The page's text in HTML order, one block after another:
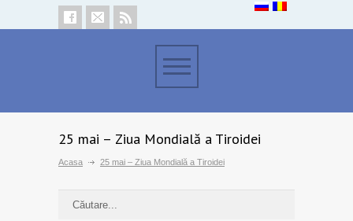
25 mai – Ziua Mondială a Tiroidei
Acasa 25 mai – Ziua Mondială a Tiroidei